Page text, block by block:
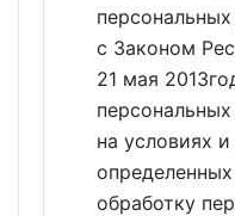
с Законом
21 мая
на условиях
обработку